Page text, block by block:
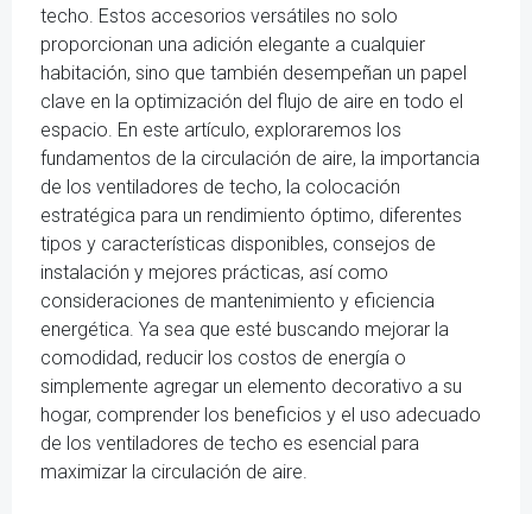
techo. Estos accesorios versátiles no solo
proporcionan una adición elegante a cualquier
habitación, sino que también desempeñan un papel
clave en la optimización del flujo de aire en todo el
espacio. En este artículo, exploraremos los
fundamentos de la circulación de aire, la importancia
de los ventiladores de techo, la colocación
estratégica para un rendimiento óptimo, diferentes
tipos y características disponibles, consejos de
instalación y mejores prácticas, así como
consideraciones de mantenimiento y eficiencia
energética. Ya sea que esté buscando mejorar la
comodidad, reducir los costos de energía o
simplemente agregar un elemento decorativo a su
hogar, comprender los beneficios y el uso adecuado
de los ventiladores de techo es esencial para
maximizar la circulación de aire.